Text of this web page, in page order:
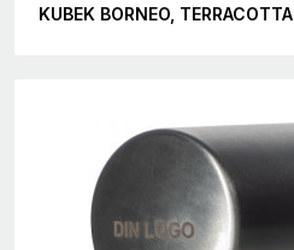
KUBEK BORNEO, TERRACOTTA